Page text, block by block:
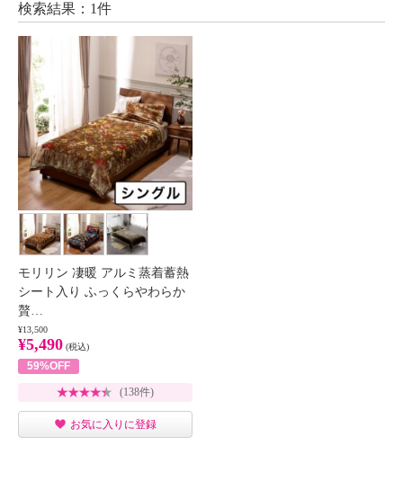
検索結果：1件
モリリン 凄暖 アルミ蒸着蓄熱
シート入り ふっくらやわらか
贅…
¥13,500
¥5,490 (税込)
59%OFF
(138件)
お気に入りに登録